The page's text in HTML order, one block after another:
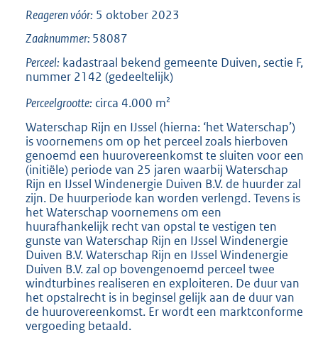
Reageren vóór: 5 oktober 2023
Zaaknummer: 58087
Perceel: kadastraal bekend gemeente Duiven, sectie F,
nummer 2142 (gedeeltelijk)
Perceelgrootte: circa 4.000 m2
Waterschap Rijn en IJssel (hierna: ‘het Waterschap’)
is voornemens om op het perceel zoals hierboven
genoemd een huurovereenkomst te sluiten voor een
(initiële) periode van 25 jaren waarbij Waterschap
Rijn en IJssel Windenergie Duiven B.V. de huurder zal
zijn. De huurperiode kan worden verlengd. Tevens is
het Waterschap voornemens om een
huurafhankelijk recht van opstal te vestigen ten
gunste van Waterschap Rijn en IJssel Windenergie
Duiven B.V. Waterschap Rijn en IJssel Windenergie
Duiven B.V. zal op bovengenoemd perceel twee
windturbines realiseren en exploiteren. De duur van
het opstalrecht is in beginsel gelijk aan de duur van
de huurovereenkomst. Er wordt een marktconforme
vergoeding betaald.